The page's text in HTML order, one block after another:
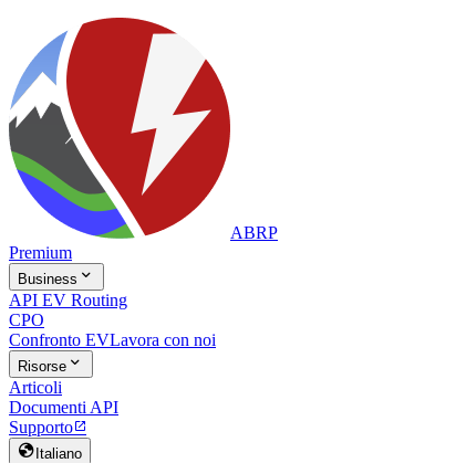
ABRP
Premium
Business 
API EV Routing
CPO
Confronto EVLavora con noi
Risorse 
Articoli
Documenti API
Supporto
 Italiano